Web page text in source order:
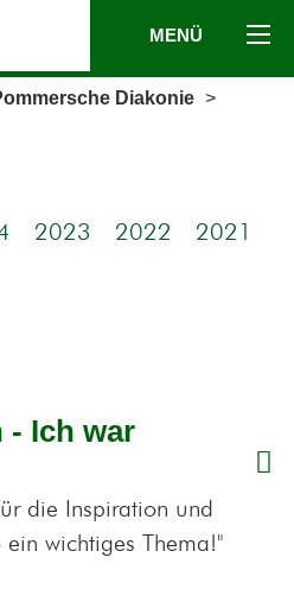
MENÜ
Diakonie >
2023 2022 2021
- Ich war
die Inspiration und
wichtiges Thema!"